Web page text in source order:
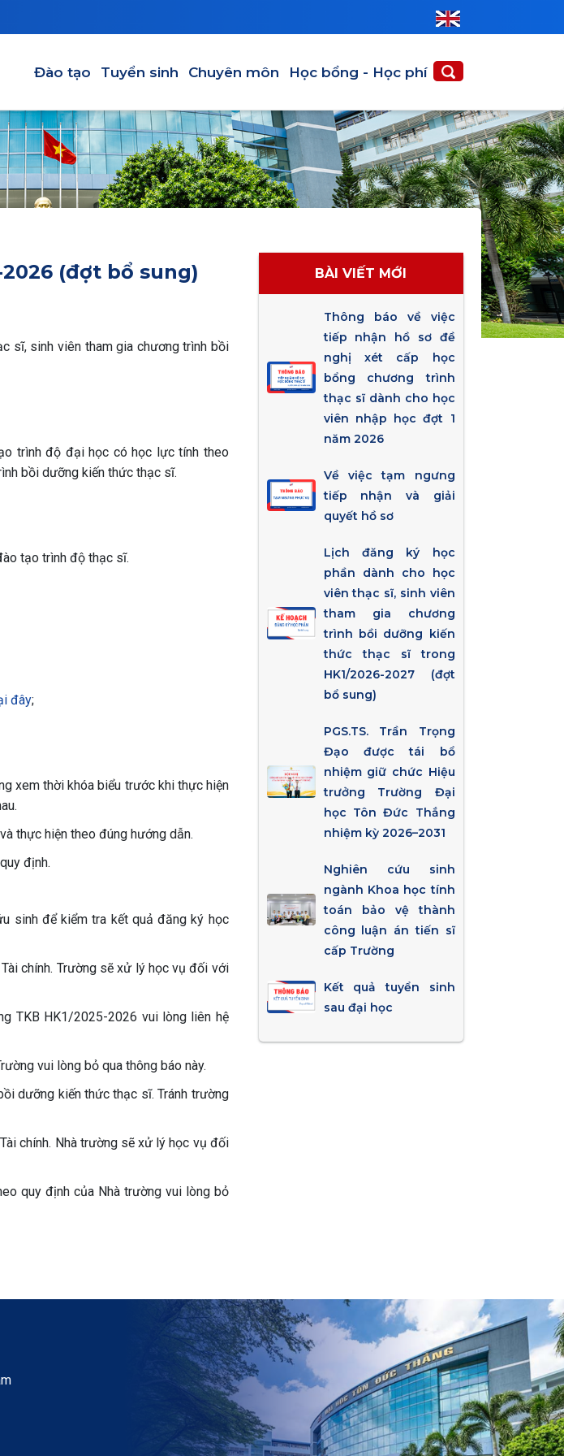
Đào tạo Tuyển sinh Chuyên môn Học bổng - Học phí
(đợt bổ sung)
sĩ, sinh viên tham gia chương trình bồi
trình độ đại học có học lực tính theo
bồi dưỡng kiến thức thạc sĩ.
tạo trình độ thạc sĩ.
đây;
xem thời khóa biểu trước khi thực hiện
thực hiện theo đúng hướng dẫn.
định.
sinh để kiểm tra kết quả đăng ký học
chính. Trường sẽ xử lý học vụ đối với
TKB HK1/2025-2026 vui lòng liên hệ
vui lòng bỏ qua thông báo này.
dưỡng kiến thức thạc sĩ. Tránh trường
chính. Nhà trường sẽ xử lý học vụ đối
quy định của Nhà trường vui lòng bỏ
BÀI VIẾT MỚI
Thông báo về việc
tiếp nhận hồ sơ đề
nghị xét cấp học
bổng chương trình
thạc sĩ dành cho học
viên nhập học đợt 1
năm 2026
Về việc tạm ngưng
tiếp nhận và giải
quyết hồ sơ
Lịch đăng ký học
phần dành cho học
viên thạc sĩ, sinh viên
tham gia chương
trình bồi dưỡng kiến
thức thạc sĩ trong
HK1/2026-2027 (đợt
bổ sung)
PGS.TS. Trần Trọng
Đạo được tái bổ
nhiệm giữ chức Hiệu
trưởng Trường Đại
học Tôn Đức Thắng
nhiệm kỳ 2026–2031
Nghiên cứu sinh
ngành Khoa học tính
toán bảo vệ thành
công luận án tiến sĩ
cấp Trường
Kết quả tuyển sinh
sau đại học